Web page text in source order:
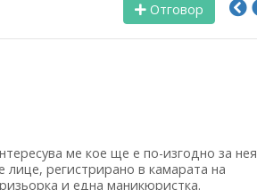
Отговор
ме кое ще е по-изгодно за нея
регистрирано в камарата на
и една маникюристка.